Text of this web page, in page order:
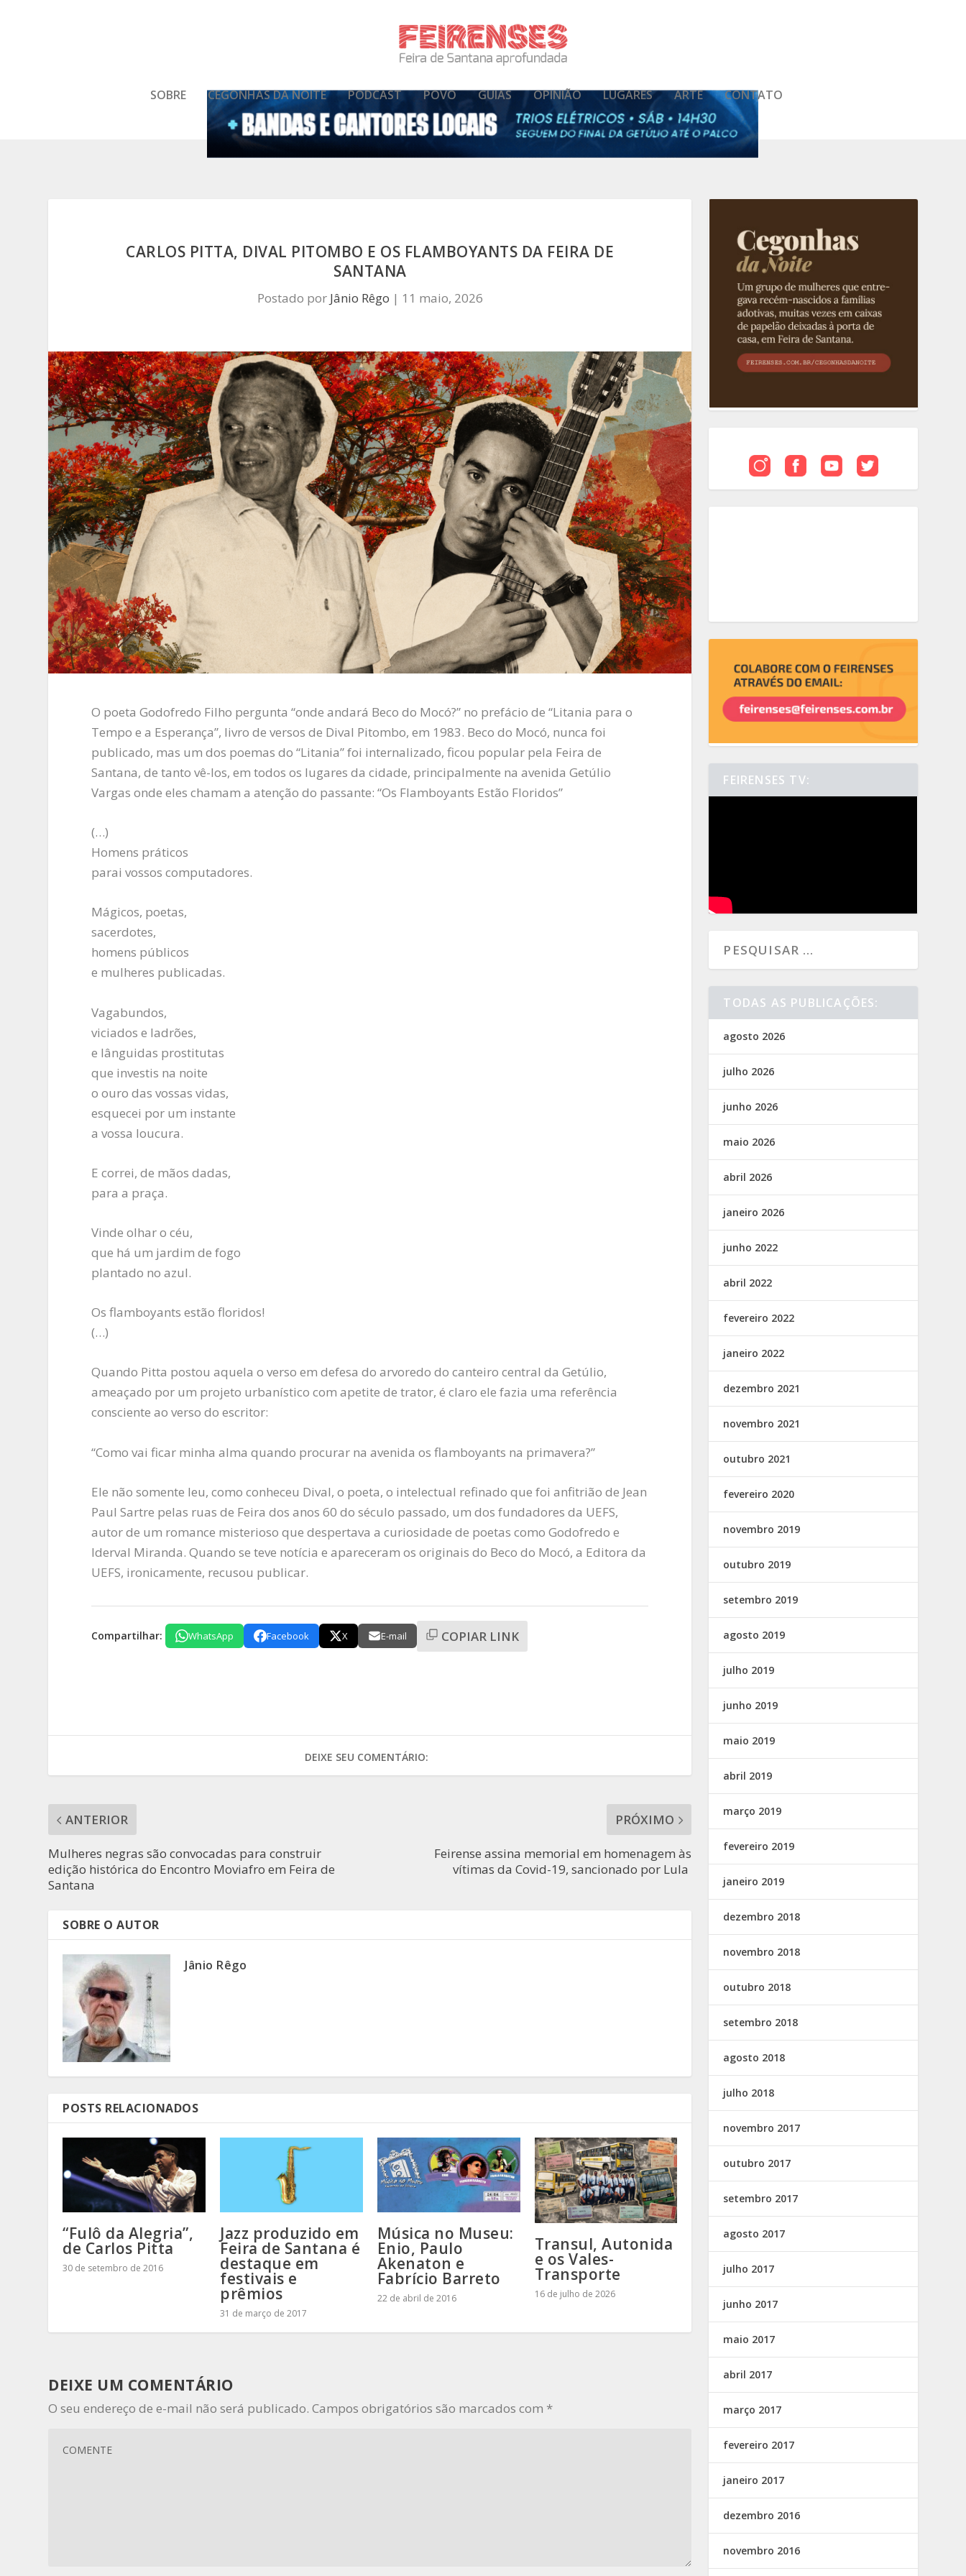
SOBRE CEGONHAS DA NOITE PODCAST POVO GUIAS OPINIÃO LUGARES ARTE CONTATO
CARLOS PITTA, DIVAL PITOMBO E OS FLAMBOYANTS DA FEIRA DE
SANTANA
Postado por Jânio Rêgo | 11 maio, 2026
O poeta Godofredo Filho pergunta “onde andará Beco do Mocó?” no prefácio de “Litania para o
Tempo e a Esperança”, livro de versos de Dival Pitombo, em 1983. Beco do Mocó, nunca foi
publicado, mas um dos poemas do “Litania” foi internalizado, ficou popular pela Feira de
Santana, de tanto vê-los, em todos os lugares da cidade, principalmente na avenida Getúlio
Vargas onde eles chamam a atenção do passante: “Os Flamboyants Estão Floridos”
(…)
Homens práticos
parai vossos computadores.
Mágicos, poetas,
sacerdotes,
homens públicos
e mulheres publicadas.
Vagabundos,
viciados e ladrões,
e lânguidas prostitutas
que investis na noite
o ouro das vossas vidas,
esquecei por um instante
a vossa loucura.
E correi, de mãos dadas,
para a praça.
Vinde olhar o céu,
que há um jardim de fogo
plantado no azul.
Os flamboyants estão floridos!
(…)
Quando Pitta postou aquela o verso em defesa do arvoredo do canteiro central da Getúlio,
ameaçado por um projeto urbanístico com apetite de trator, é claro ele fazia uma referência
consciente ao verso do escritor:
“Como vai ficar minha alma quando procurar na avenida os flamboyants na primavera?”
Ele não somente leu, como conheceu Dival, o poeta, o intelectual refinado que foi anfitrião de Jean
Paul Sartre pelas ruas de Feira dos anos 60 do século passado, um dos fundadores da UEFS,
autor de um romance misterioso que despertava a curiosidade de poetas como Godofredo e
Iderval Miranda. Quando se teve notícia e apareceram os originais do Beco do Mocó, a Editora da
UEFS, ironicamente, recusou publicar.
Compartilhar: WhatsApp Facebook X E-mail COPIAR LINK
DEIXE SEU COMENTÁRIO:
ANTERIOR
Mulheres negras são convocadas para construir
edição histórica do Encontro Moviafro em Feira de
Santana
PRÓXIMO
Feirense assina memorial em homenagem às
vítimas da Covid-19, sancionado por Lula
SOBRE O AUTOR
Jânio Rêgo
POSTS RELACIONADOS
“Fulô da Alegria”,
de Carlos Pitta
30 de setembro de 2016
Jazz produzido em
Feira de Santana é
destaque em
festivais e
prêmios
31 de março de 2017
Música no Museu:
Enio, Paulo
Akenaton e
Fabrício Barreto
22 de abril de 2016
Transul, Autonida
e os Vales-
Transporte
16 de julho de 2026
DEIXE UM COMENTÁRIO
O seu endereço de e-mail não será publicado. Campos obrigatórios são marcados com *
FEIRENSES TV:
TODAS AS PUBLICAÇÕES:
agosto 2026
julho 2026
junho 2026
maio 2026
abril 2026
janeiro 2026
junho 2022
abril 2022
fevereiro 2022
janeiro 2022
dezembro 2021
novembro 2021
outubro 2021
fevereiro 2020
novembro 2019
outubro 2019
setembro 2019
agosto 2019
julho 2019
junho 2019
maio 2019
abril 2019
março 2019
fevereiro 2019
janeiro 2019
dezembro 2018
novembro 2018
outubro 2018
setembro 2018
agosto 2018
julho 2018
novembro 2017
outubro 2017
setembro 2017
agosto 2017
julho 2017
junho 2017
maio 2017
abril 2017
março 2017
fevereiro 2017
janeiro 2017
dezembro 2016
novembro 2016